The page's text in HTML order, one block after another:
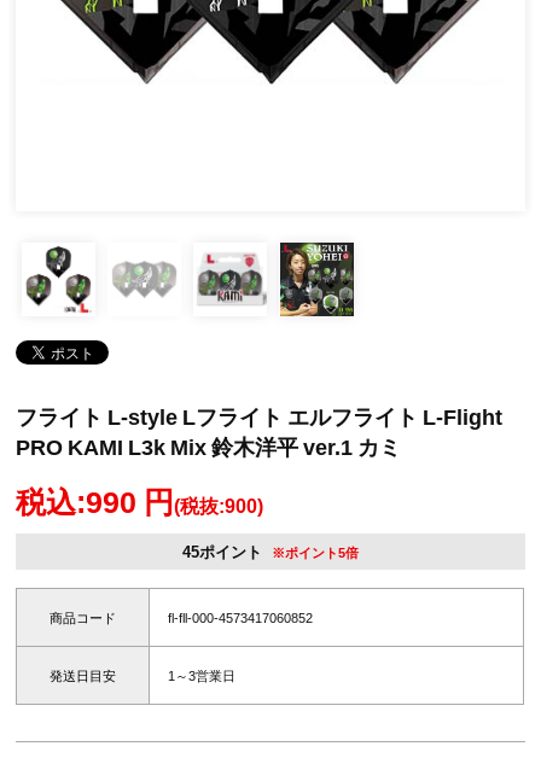
フライト L-style Lフライト エルフライト L-Flight
PRO KAMI L3k Mix 鈴木洋平 ver.1 カミ
税込:990 円(税抜:900)
45ポイント ※ポイント5倍
商品コード fl-fll-000-4573417060852
発送日目安 1～3営業日